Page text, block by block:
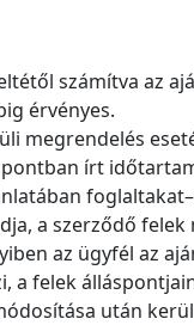
számítva az
érvényes.
megrendelés
írt
a szerződő
az ügyfél az
a felek
után